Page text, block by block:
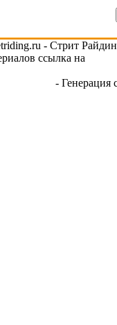
- Стрит
ссылка на
- Генерация